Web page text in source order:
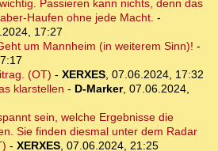
Passieren kann nichts, denn das
Haufen ohne jede Macht. -
17:27
um Mannheim (in weiterem Sinn)! -
(OT) - XERXES, 07.06.2024, 17:32
klarstellen - D-Marker, 07.06.2024,
sein, welche Ergebnisse die
Sie finden diesmal unter dem Radar
- XERXES, 07.06.2024, 21:25